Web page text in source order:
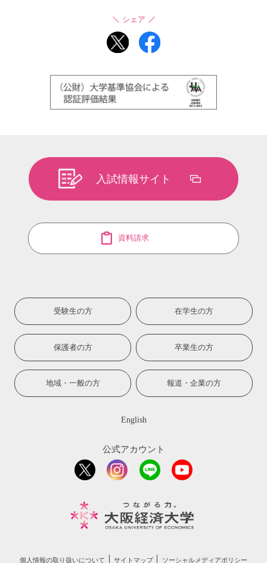
シェア
入試情報サイト
資料請求
受験生の方 在学生の方
保護者の方 卒業生の方
地域・一般の方 報道・企業の方
English
公式アカウント
個人情報の取り扱いについて サイトマップ ソーシャルメディアポリシー